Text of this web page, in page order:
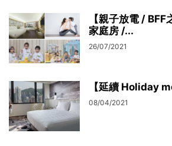
【親子放電 / BFF
家庭房 /...
26/07/2021
【延續 Holiday
08/04/2021